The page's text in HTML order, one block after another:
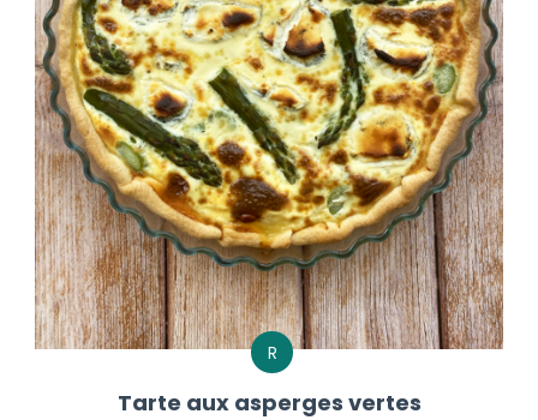
R
Tarte aux asperges vertes